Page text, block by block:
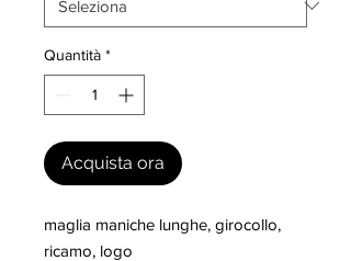
Quantità *
Acquista ora
maglia maniche lunghe, girocollo,
ricamo, logo